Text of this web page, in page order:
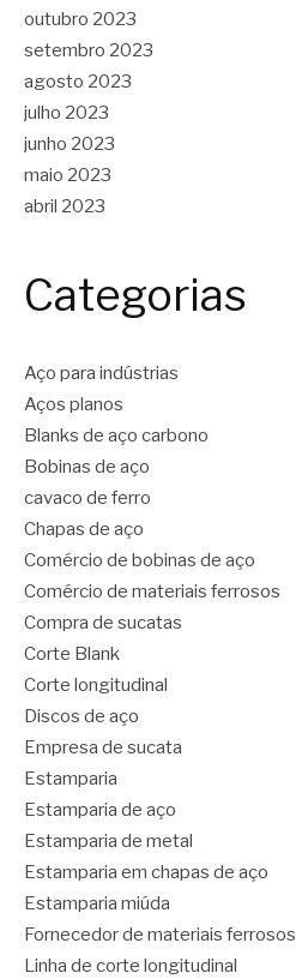
outubro 2023
setembro 2023
agosto 2023
julho 2023
junho 2023
maio 2023
abril 2023
Categorias
Aço para indústrias
Aços planos
Blanks de aço carbono
Bobinas de aço
cavaco de ferro
Chapas de aço
Comércio de bobinas de aço
Comércio de materiais ferrosos
Compra de sucatas
Corte Blank
Corte longitudinal
Discos de aço
Empresa de sucata
Estamparia
Estamparia de aço
Estamparia de metal
Estamparia em chapas de aço
Estamparia miúda
Fornecedor de materiais ferrosos
Linha de corte longitudinal